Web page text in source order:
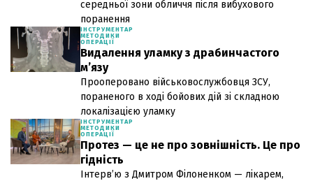
середньої зони обличчя після вибухового
поранення
ІНСТРУМЕНТАР
МЕТОДИКИ
ОПЕРАЦІЇ
Видалення уламку з драбинчастого
м’язу
Прооперовано військовослужбовця ЗСУ,
пораненого в ході бойових дій зі складною
локалізацією уламку
ІНСТРУМЕНТАР
МЕТОДИКИ
ОПЕРАЦІЇ
Протез — це не про зовнішність. Це про
гідність
Інтерв’ю з Дмитром Філоненком — лікарем,